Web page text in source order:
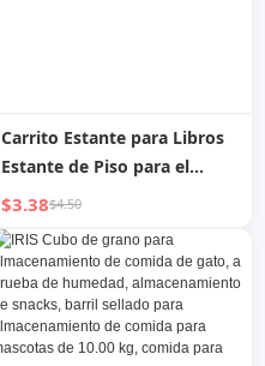
Carrito Estante para Libros
Estante de Piso para el
Hogar Dormitorio Estante
para Snacks Estantes de
Almacenamiento
Multifuncionales Extraíbles
para Niños
$3.38$4.50